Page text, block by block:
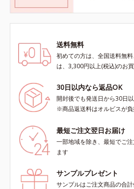
送料無料
初めての方は、全国送料無
は、3,300円以上(税込)のお
30日以内なら返品OK
開封後でも発送日から30日
※商品返送料はオルビスが
最短ご注文翌日お届け
一部地域を除き、最短でご
ます
サンプルプレゼント
サンプルはご注文商品の合